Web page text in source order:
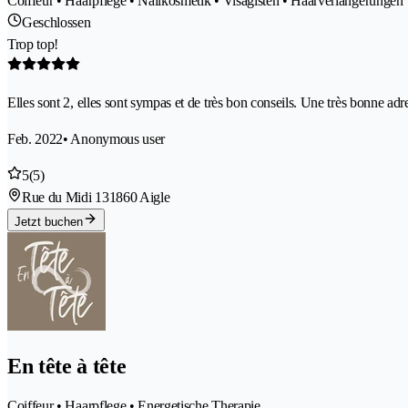
Geschlossen
Trop top!
Elles sont 2, elles sont sympas et de très bon conseils. Une très bonne
Feb. 2022• Anonymous user
5(5)
Rue du Midi 131860 Aigle
Jetzt buchen
En tête à tête